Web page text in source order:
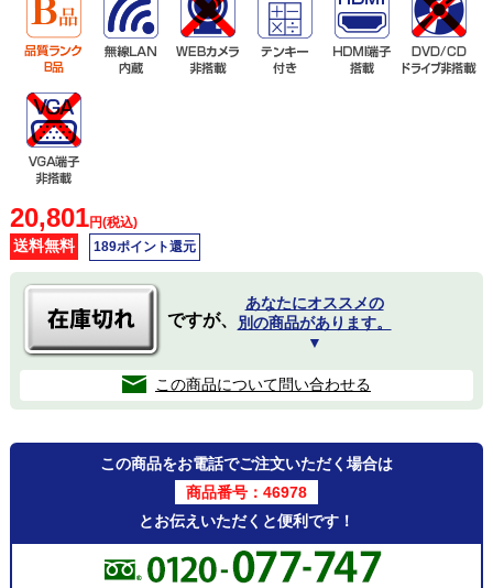
20,801円(税込)
送料無料 189ポイント還元
ですが、
あなたにオススメの
別の商品があります。
▼
この商品について問い合わせる
この商品をお電話でご注文いただく場合は
商品番号：46978
とお伝えいただくと便利です！